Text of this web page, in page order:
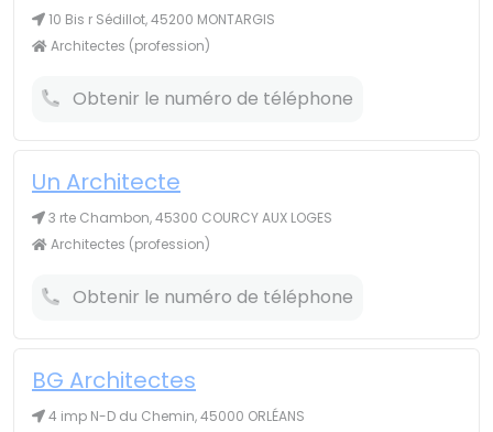
10 Bis r Sédillot, 45200 MONTARGIS
Architectes (profession)
Obtenir le numéro de téléphone
Un Architecte
3 rte Chambon, 45300 COURCY AUX LOGES
Architectes (profession)
Obtenir le numéro de téléphone
BG Architectes
4 imp N-D du Chemin, 45000 ORLÉANS